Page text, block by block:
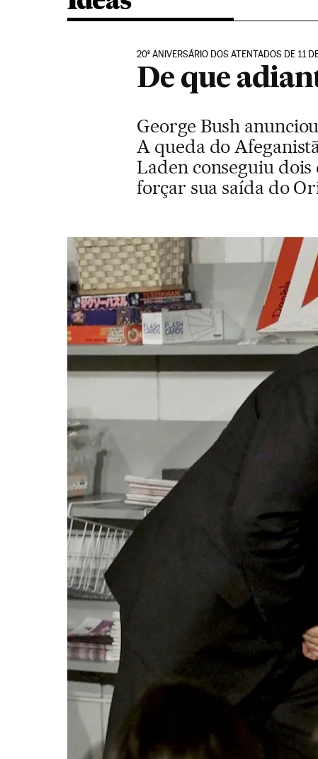
20º ANIVERSÁRIO DOS ATENTADOS DE 11
De que
George Bush
A queda do
Laden conseguiu
forçar sua saída do